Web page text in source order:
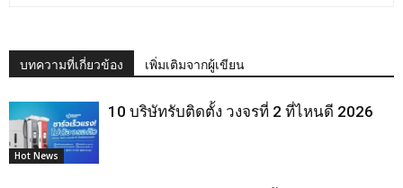
บทความที่เกี่ยวข้อง เพิ่มเติมจากผู้เขียน
Hot News
10 บริษัทรับติดตั้ง วงจรที่ 2 ที่ไหนดี 2026